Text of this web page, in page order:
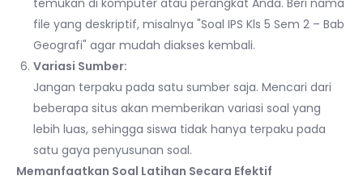
file yang deskriptif, misalnya "Soal IPS Kls 5 Sem 2 – Bab
Geografi" agar mudah diakses kembali.
Variasi Sumber:
Jangan terpaku pada satu sumber saja. Mencari dari
beberapa situs akan memberikan variasi soal yang
lebih luas, sehingga siswa tidak hanya terpaku pada
satu gaya penyusunan soal.
Memanfaatkan Soal Latihan Secara Efektif